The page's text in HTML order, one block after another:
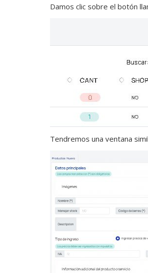
Damos clic sobre el botón
Tendremos una ventana